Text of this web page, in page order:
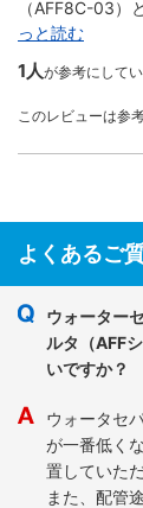
（AFF8C-03）
っと読む
1人が参考にしてい
このレビューは参
よくあるご
ウォーター
ルタ（AFF
いですか？
ウォータセ
が一番低く
置していた
また、配管